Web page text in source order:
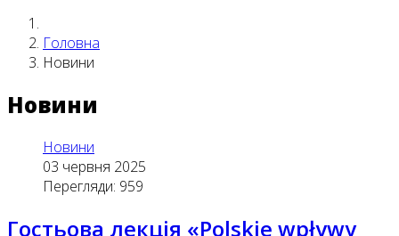
Головна
Новини
Новини
Новини
03 червня 2025
Перегляди: 959
Гостьова лекція «Polskie wpływy